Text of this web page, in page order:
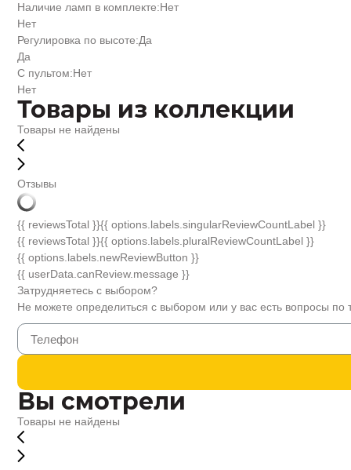
Наличие ламп в комплекте:Нет
Нет
Регулировка по высоте:Да
Да
С пультом:Нет
Нет
Товары из коллекции
Товары не найдены
Отзывы
{{ reviewsTotal }}{{ options.labels.singularReviewCountLabel }}
{{ reviewsTotal }}{{ options.labels.pluralReviewCountLabel }}
{{ options.labels.newReviewButton }}
{{ userData.canReview.message }}
Затрудняетесь с выбором?
Не можете определиться с выбором или у вас есть вопросы
Вы смотрели
Товары не найдены